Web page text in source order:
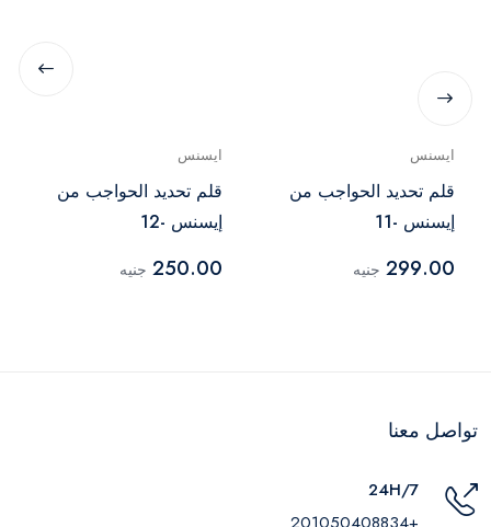
ايسنس
قلم تحديد الحواجب من
إيسنس -11
299.00 جنيه
ايسنس
قلم تحديد الحواجب من
إيسنس -12
250.00 جنيه
تواصل معنا
24H/7
+201050408834